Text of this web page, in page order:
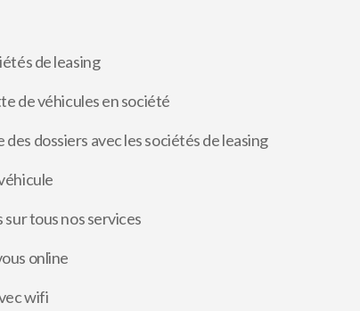
de leasing
de véhicules en société
dossiers avec les sociétés de leasing
tous nos services
online
wifi